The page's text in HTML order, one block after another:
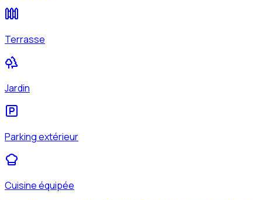
Terrasse
Jardin
Parking extérieur
Cuisine équipée